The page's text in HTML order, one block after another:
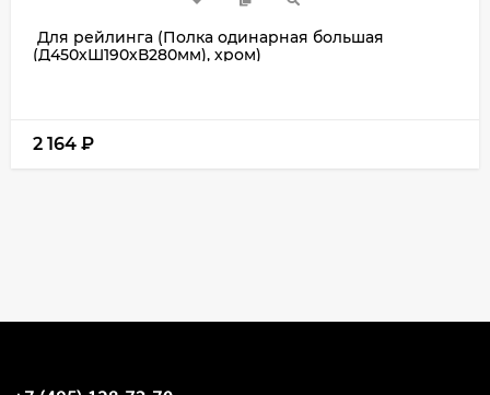
Для рейлинга (Полка одинарная большая
(Д450хШ190хВ280мм), хром)
2 164 ₽